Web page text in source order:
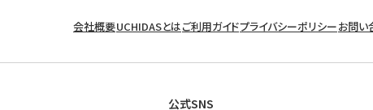
会社概要UCHIDASとはご利用ガイドプライバシーポリシーお問い
公式SNS